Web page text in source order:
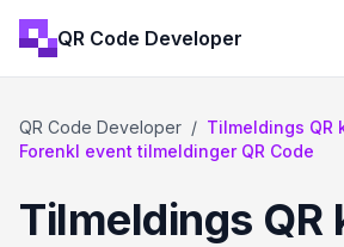
QR Code Developer
QR Code Developer / Tilmeldings QR
Forenkl event tilmeldinger QR Code
Tilmeldings QR